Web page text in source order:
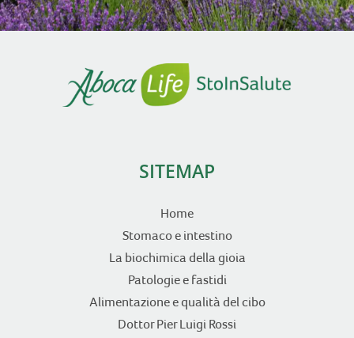
SITEMAP
Home
Stomaco e intestino
La biochimica della gioia
Patologie e fastidi
Alimentazione e qualità del cibo
Dottor Pier Luigi Rossi